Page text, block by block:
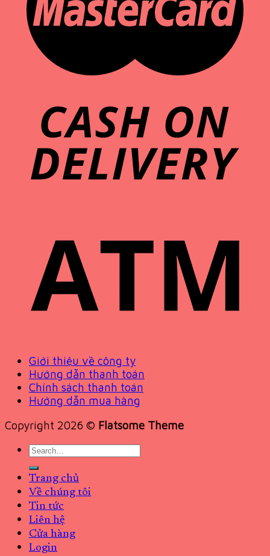
Giới thiệu về công ty
Hướng dẫn thanh toán
Chính sách thanh toán
Hướng dẫn mua hàng
Copyright 2026 © Flatsome Theme
Search
Trang chủ
Về chúng tôi
Tin tức
Liên hệ
Cửa hàng
Login